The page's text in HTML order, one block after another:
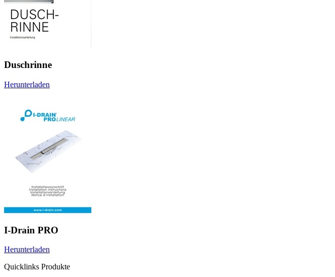
Duschrinne
Herunterladen
I-Drain PRO
Herunterladen
Quicklinks Produkte